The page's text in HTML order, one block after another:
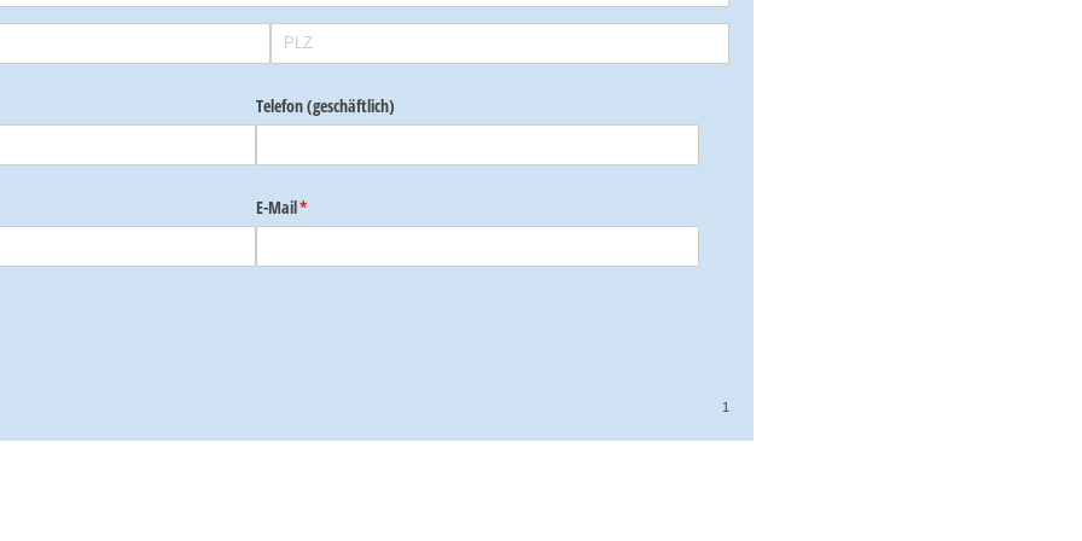
Telefon (geschäftlich)
E-Mail*
(erforderlich)